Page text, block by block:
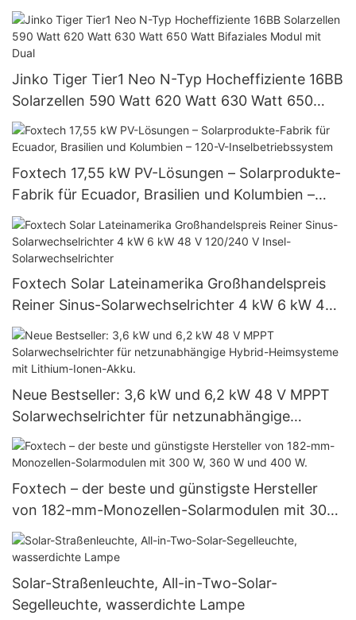
Jinko Tiger Tier1 Neo N-Typ Hocheffiziente 16BB
Solarzellen 590 Watt 620 Watt 630 Watt 650
Watt Bifaziales Modul mit Dual
Foxtech 17,55 kW PV-Lösungen – Solarprodukte-
Fabrik für Ecuador, Brasilien und Kolumbien –
120-V-Inselbetriebssystem
Foxtech Solar Lateinamerika Großhandelspreis
Reiner Sinus-Solarwechselrichter 4 kW 6 kW 48
V 120/240 V Insel-Solarwechselrichter
Neue Bestseller: 3,6 kW und 6,2 kW 48 V MPPT
Solarwechselrichter für netzunabhängige
Hybrid-Heimsysteme mit Lithium-Ionen-Akku.
Foxtech – der beste und günstigste Hersteller
von 182-mm-Monozellen-Solarmodulen mit 300
W, 360 W und 400 W.
Solar-Straßenleuchte, All-in-Two-Solar-
Segelleuchte, wasserdichte Lampe